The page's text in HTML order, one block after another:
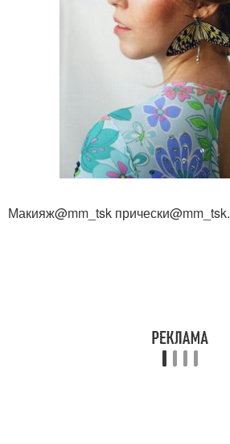
Макияж@mm_tsk прически@mm_tsk.